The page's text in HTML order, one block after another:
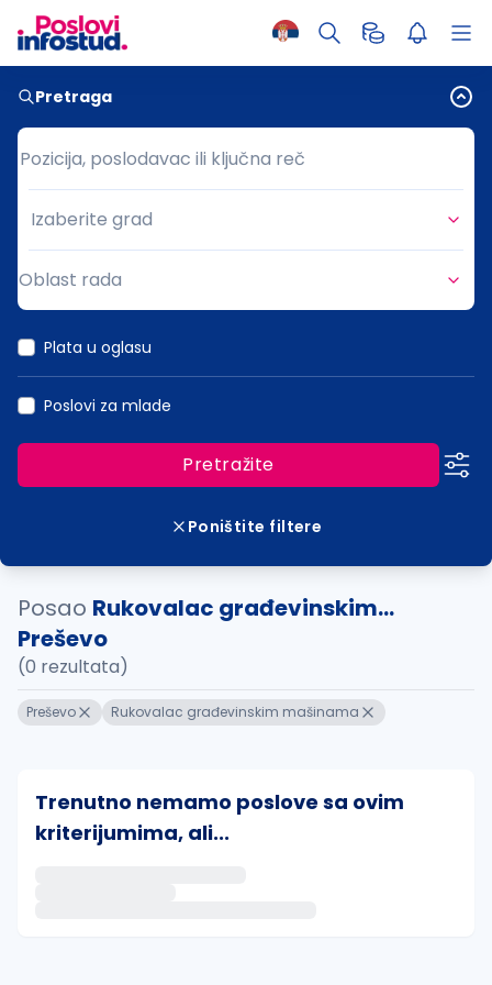
Pretraga
Pozicija, poslodavac ili ključna reč
Pozicija, poslodavac ili ključna reč
Grad
Izaberite grad
Oblast rada
Plata u oglasu
Poslovi za mlade
Pretražite
Poništite filtere
Posao Rukovalac građevinskim...
Preševo
(0 rezultata)
Preševo Rukovalac građevinskim mašinama
Trenutno nemamo poslove sa ovim
kriterijumima, ali...